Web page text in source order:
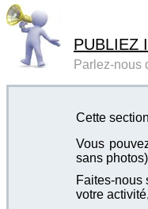
PUBLIEZ
Parlez-nous
Cette
Vous
sans
Faites-nous
votre